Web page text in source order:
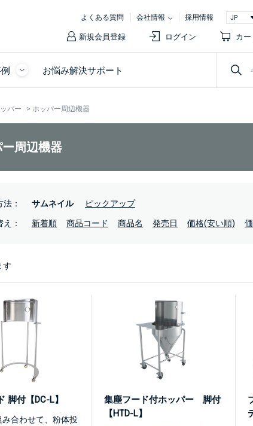
よくある質問 会社情報 採用情報
新規会員登録 ログイン カー
お悩み解決サポート
パー > ホッパー周辺機器
周辺機器
： サムネイル ピックアップ
： 新着順 商品コード 商品名 発売日 価格(安い順)
す
脚付【DC-L】
み合わせて、粉体投
集塵フード付ホッパー 脚付
【HTD-L】